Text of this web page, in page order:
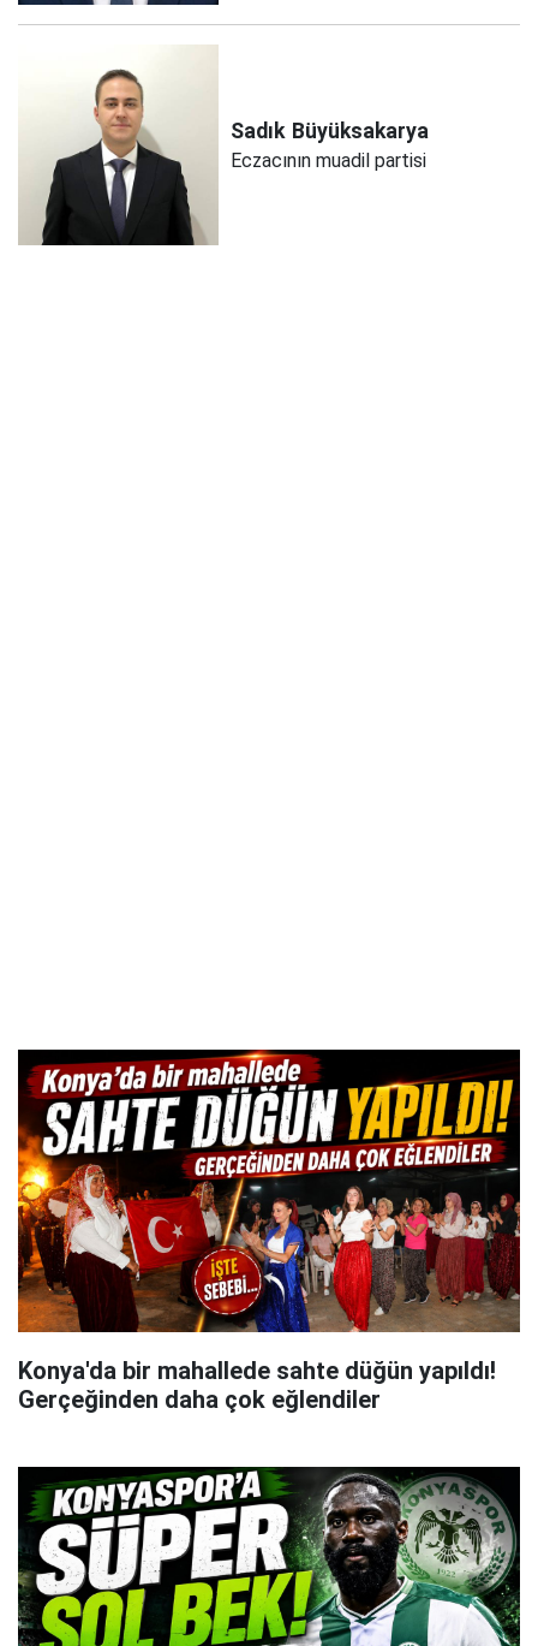
Sadık Büyüksakarya
Eczacının muadil partisi
Konya'da bir mahallede sahte düğün yapıldı!
Gerçeğinden daha çok eğlendiler